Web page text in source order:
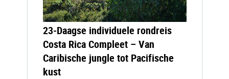
23-Daagse individuele rondreis
Costa Rica Compleet – Van
Caribische jungle tot Pacifische
kust